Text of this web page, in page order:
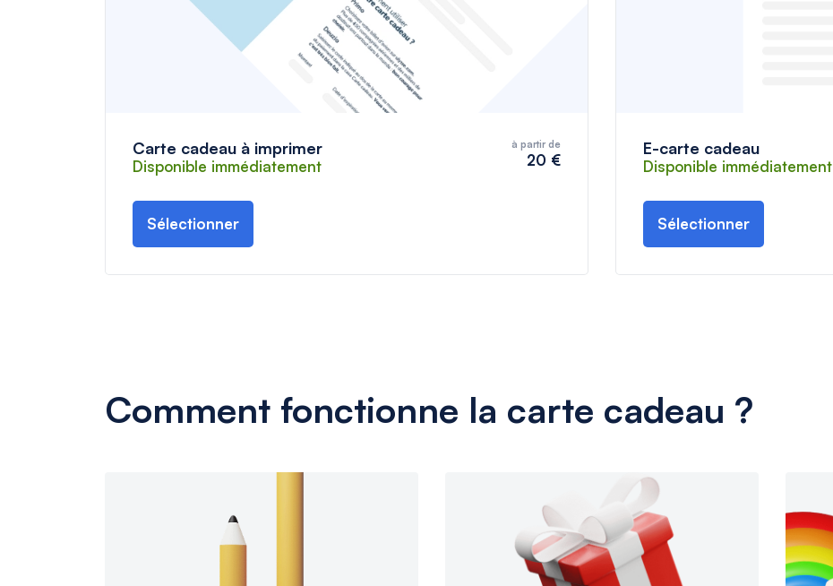
Carte cadeau à imprimer
Disponible immédiatement
à partir de
20 €
Sélectionner
E-carte cadeau
Disponible immédiatement
Sélectionner
Comment fonctionne la carte cadeau ?